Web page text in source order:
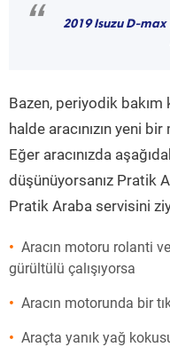
“ 2019 Isuzu D-max
Bazen, periyodik
halde aracınızın yeni
Eğer aracınızda
düşünüyorsanız Pratik
Pratik Araba servisini
Aracın motoru rolanti
gürültülü çalışıyorsa
Aracın motorunda bir
Araçta yanık yağ